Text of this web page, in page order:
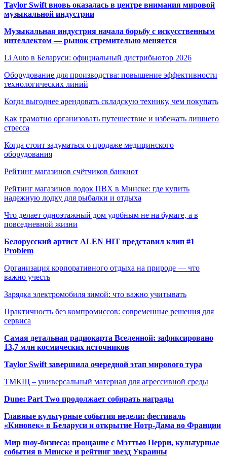
Taylor Swift вновь оказалась в центре внимания мировой
музыкальной индустрии
Музыкальная индустрия начала борьбу с искусственным
интеллектом — рынок стремительно меняется
Li Auto в Беларуси: официальный дистрибьютор 2026
Оборудование для производства: повышение эффективности
технологических линий
Когда выгоднее арендовать складскую технику, чем покупать
Как грамотно организовать путешествие и избежать лишнего
стресса
Когда стоит задуматься о продаже медицинского
оборудования
Рейтинг магазинов счётчиков банкнот
Рейтинг магазинов лодок ПВХ в Минске: где купить
надежную лодку для рыбалки и отдыха
Что делает одноэтажный дом удобным не на бумаге, а в
повседневной жизни
Белорусский артист ALEN HIT представил клип #1
Problem
Организация корпоративного отдыха на природе — что
важно учесть
Зарядка электромобиля зимой: что важно учитывать
Практичность без компромиссов: современные решения для
сервиса
Самая детальная радиокарта Вселенной: зафиксировано
13,7 млн космических источников
Taylor Swift завершила очередной этап мирового тура
ТМКЩ – универсальный материал для агрессивной среды
Dune: Part Two продолжает собирать награды
Главные культурные события недели: фестиваль
«Киновек» в Беларуси и открытие Нотр-Дама во Франции
Мир шоу-бизнеса: прощание с Мэттью Перри, культурные
события в Минске и рейтинг звезд Украины